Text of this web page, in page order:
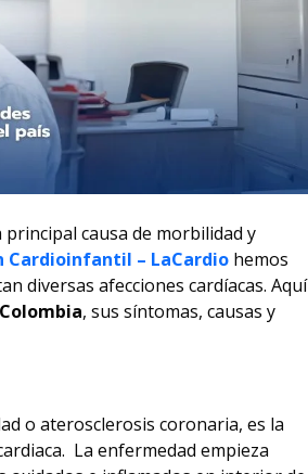
causa de morbilidad y
Cardioinfantil – LaCardio hemos
diversas afecciones cardíacas. Aquí
Colombia, sus síntomas, causas y
o aterosclerosis coronaria, es la
La enfermedad empieza